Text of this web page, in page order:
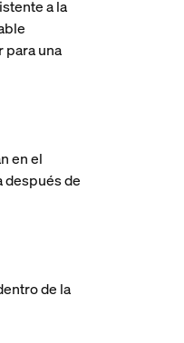
a la
para una
en el
después de
de la